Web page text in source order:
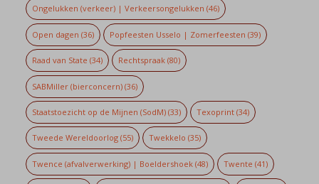
Ongelukken (verkeer) | Verkeersongelukken (46)
Open dagen (36) Popfeesten Usselo | Zomerfeesten (39)
Raad van State (34) Rechtspraak (80)
SABMiller (bierconcern)(36)
Staatstoezicht op de Mijnen (SodM)(33) Texoprint (34)
Tweede Wereldoorlog(55) Twekkelo (35)
Twence (afvalverwerking) | Boeldershoek(48) Twente (41)